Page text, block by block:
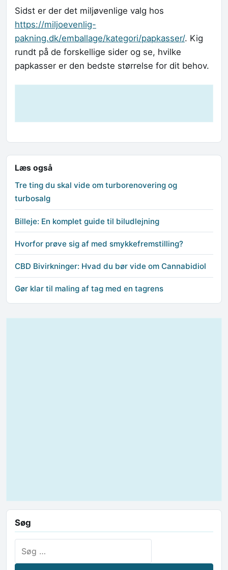
Sidst er der det miljøvenlige valg hos
https://miljoevenlig-
pakning.dk/emballage/kategori/papkasser/. Kig
rundt på de forskellige sider og se, hvilke
papkasser er den bedste størrelse for dit behov.
Læs også
Tre ting du skal vide om turborenovering og
turbosalg
Billeje: En komplet guide til biludlejning
Hvorfor prøve sig af med smykkefremstilling?
CBD Bivirkninger: Hvad du bør vide om Cannabidiol
Gør klar til maling af tag med en tagrens
Søg